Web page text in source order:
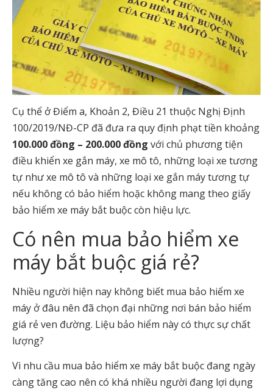
Cụ thể ở Điểm a, Khoản 2, Điều 21 thuộc Nghị Định
100/2019/NĐ-CP đã đưa ra quy định phạt tiền khoảng
100.000 đồng – 200.000 đồng với chủ phương tiện
điều khiển xe gắn máy, xe mô tô, những loại xe tương
tự như xe mô tô và những loại xe gắn máy tương tự
nếu không có bảo hiểm hoặc không mang theo giấy
bảo hiểm xe máy bắt buộc còn hiệu lực.
Có nên mua bảo hiểm xe
máy bắt buộc giá rẻ?
Nhiều người hiện nay không biết mua bảo hiểm xe
máy ở đâu nên đã chọn đại những nơi bán bảo hiểm
giá rẻ ven đường. Liệu bảo hiểm này có thực sự chất
lượng?
Vì nhu cầu mua bảo hiểm xe máy bắt buộc đang ngày
càng tăng cao nên có khá nhiều người đang lợi dụng